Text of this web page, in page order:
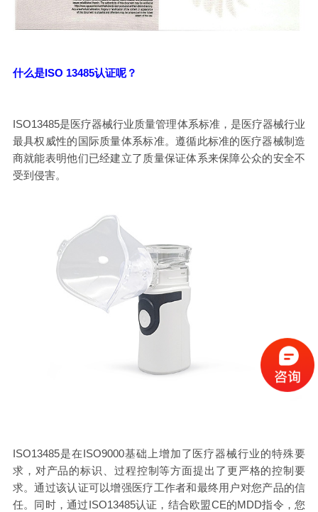
什么是ISO 13485认证呢？
ISO13485是医疗器械行业质量管理体系标准，是医疗器械行业
最具权威性的国际质量体系标准。遵循此标准的医疗器械制造
商就能表明他们已经建立了质量保证体系来保障公众的安全不
受到侵害。
ISO13485是在ISO9000基础上增加了医疗器械行业的特殊要
求，对产品的标识、过程控制等方面提出了更严格的控制要
求。通过该认证可以增强医疗工作者和最终用户对您产品的信
任。同时，通过ISO13485认证，结合欧盟CE的MDD指令，您